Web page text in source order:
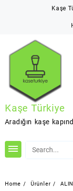
Kaşe
Kaşe Türkiye
Aradığın kaşe
Home Ürünler